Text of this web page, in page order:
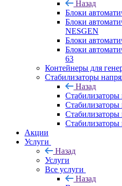
Назад
Блоки
Блоки
NESGEN
Блоки
Блоки
63
Контейнеры для
Стабилизаторы
Назад
Стабилизаторы
Акции
Услуги
Назад
Услуги
Все услуги
Назад